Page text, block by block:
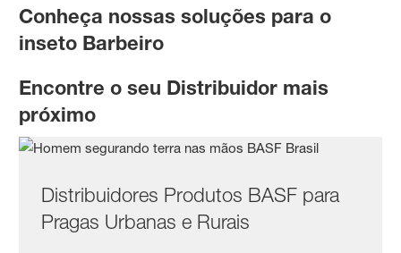
Conheça nossas soluções para o
inseto Barbeiro
Encontre o seu Distribuidor mais
próximo
Distribuidores Produtos BASF para
Pragas Urbanas e Rurais